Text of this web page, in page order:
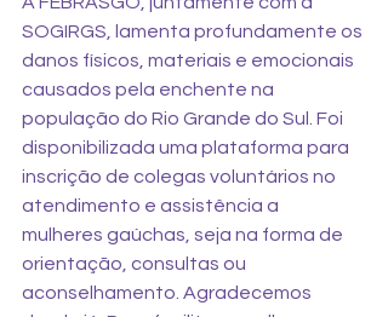
SOGIRGS, lamenta profundamente os
danos físicos, materiais e emocionais
causados pela enchente na
população do Rio Grande do Sul. Foi
disponibilizada uma plataforma para
inscrição de colegas voluntários no
atendimento e assistência a
mulheres gaúchas, seja na forma de
orientação, consultas ou
aconselhamento. Agradecemos